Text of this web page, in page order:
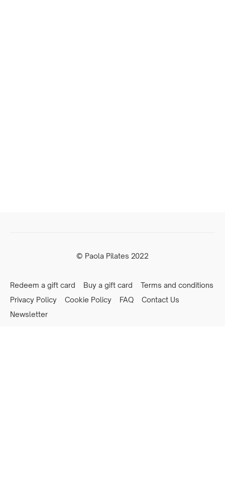
© Paola Pilates 2022
Redeem a gift card Buy a gift card
Terms and conditions
Privacy Policy
Cookie Policy FAQ
Contact Us
Newsletter